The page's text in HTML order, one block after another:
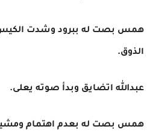
همس بصت له ببرود وشدت
الذوق.
عبدالله اتضايق وبدأ صوته يعلى.
همس بصت له بعدم اهتمام